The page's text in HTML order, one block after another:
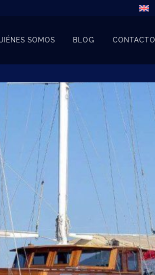
SOMOS BLOG CONTACTO